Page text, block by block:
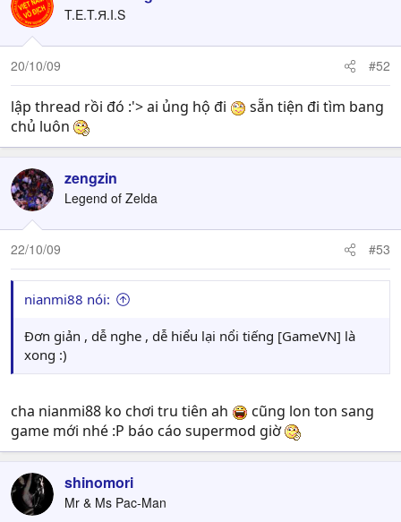
T.E.T.Я.I.S
20/10/09 #52
lập thread rồi đó :'> ai ủng hộ đi
sẵn tiện đi tìm bang
chủ luôn
zengzin
Legend of Zelda
22/10/09 #53
nianmi88 nói:
Đơn giản , dễ nghe , dễ hiểu lại nổi tiếng [GameVN] là
xong :)
cha nianmi88 ko chơi tru tiên ah
cũng lon ton sang
game mới nhé :P báo cáo supermod giờ
shinomori
Mr & Ms Pac-Man